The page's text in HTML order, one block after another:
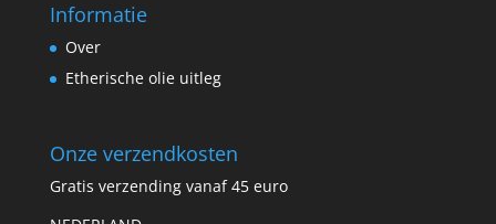
Informatie
Over
Etherische olie uitleg
Onze verzendkosten
Gratis verzending vanaf 45 euro